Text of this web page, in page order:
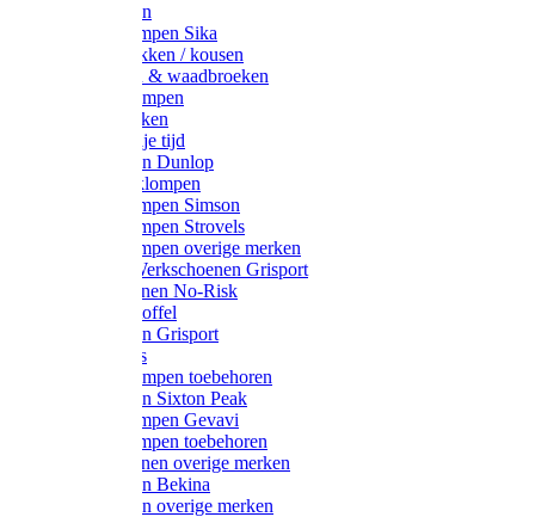
Werksokken
Schoenklompen Sika
Thermo sokken / kousen
Lieslaarzen & waadbroeken
Houten klompen
Wandelsokken
Laarzen vrije tijd
Werklaarzen Dunlop
Kunststof klompen
Schoenklompen Simson
Schoenklompen Strovels
Schoenklompen overige merken
Wandel-/ Werkschoenen Grisport
Werkschoenen No-Risk
Klomppantoffel
Werklaarzen Grisport
Accessoires
Houten klompen toebehoren
Werklaarzen Sixton Peak
Schoenklompen Gevavi
Schoenklompen toebehoren
Werkschoenen overige merken
Werklaarzen Bekina
Werklaarzen overige merken